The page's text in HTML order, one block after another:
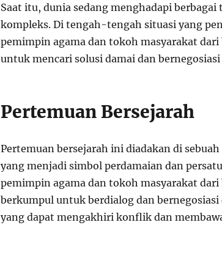
Saat itu, dunia sedang menghadapi
kompleks. Di tengah-tengah situasi yang
pemimpin agama dan tokoh masyarakat
untuk mencari solusi damai dan
Pertemuan Bersejarah
Pertemuan bersejarah ini diadakan di
yang menjadi simbol perdamaian dan
pemimpin agama dan tokoh masyarakat
berkumpul untuk berdialog dan bernegosiasi
yang dapat mengakhiri konflik dan